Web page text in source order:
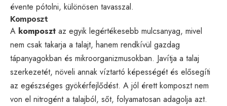
évente pótolni, különösen tavasszal.
Komposzt
A komposzt az egyik legértékesebb mulcsanyag, mivel
nem csak takarja a talajt, hanem rendkívül gazdag
tápanyagokban és mikroorganizmusokban. Javítja a talaj
szerkezetét, növeli annak víztartó képességét és elősegíti
az egészséges gyökérfejlődést. A jól érett komposzt nem
von el nitrogént a talajból, sőt, folyamatosan adagolja azt.